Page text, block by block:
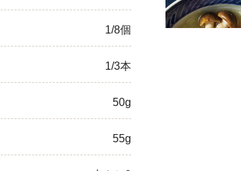
1/8個
1/3本
50g
55g